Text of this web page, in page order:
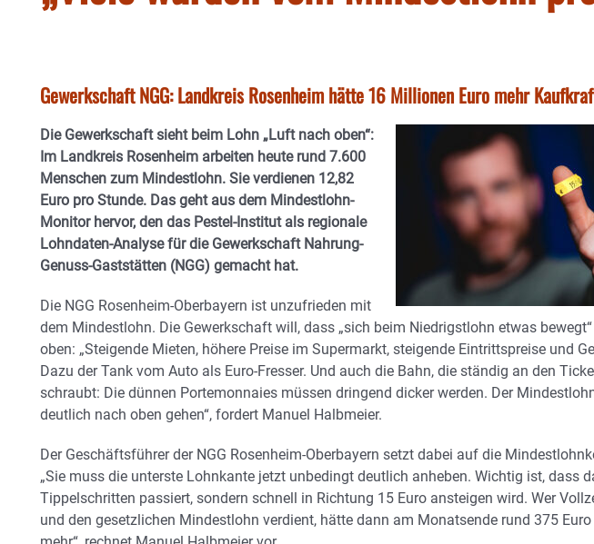
Gewerkschaft NGG: Landkreis Rosenheim hätte 16 Millionen Euro mehr
Die Gewerkschaft sieht beim Lohn „Luft nach oben“:
Im Landkreis Rosenheim arbeiten heute rund 7.600
Menschen zum Mindestlohn. Sie verdienen 12,82
Euro pro Stunde. Das geht aus dem Mindestlohn-
Monitor hervor, den das Pestel-Institut als regionale
Lohndaten-Analyse für die Gewerkschaft Nahrung-
Genuss-Gaststätten (NGG) gemacht hat.
Die NGG Rosenheim-Oberbayern ist unzufrieden mit
dem Mindestlohn. Die Gewerkschaft will, dass „sich beim Niedrigstlohn etwas
oben: „Steigende Mieten, höhere Preise im Supermarkt, steigende Eintrittspreise und
Dazu der Tank vom Auto als Euro-Fresser. Und auch die Bahn, die ständig an den
schraubt: Die dünnen Portemonnaies müssen dringend dicker werden. Der
deutlich nach oben gehen“, fordert Manuel Halbmeier.
Der Geschäftsführer der NGG Rosenheim-Oberbayern setzt dabei auf die
„Sie muss die unterste Lohnkante jetzt unbedingt deutlich anheben. Wichtig ist, dass
Tippelschritten passiert, sondern schnell in Richtung 15 Euro ansteigen wird. Wer
und den gesetzlichen Mindestlohn verdient, hätte dann am Monatsende rund 375